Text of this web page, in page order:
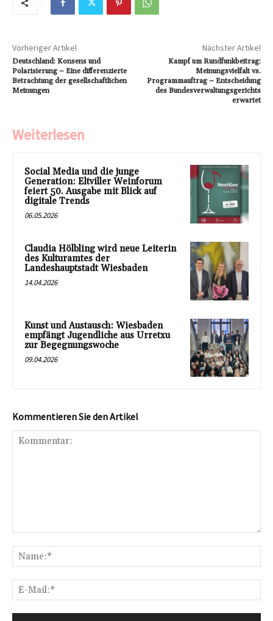
Vorheriger Artikel
Deutschland: Konsens und
Polarisierung – Eine differenzierte
Betrachtung der gesellschaftlichen
Meinungen
Nächster Artikel
Kampf um Rundfunkbeitrag:
Meinungsvielfalt vs.
Programmauftrag – Entscheidung
des Bundesverwaltungsgerichts
erwartet
Weiterlesen
Social Media und die junge
Generation: Eltviller Weinforum
feiert 50. Ausgabe mit Blick auf
digitale Trends
06.05.2026
Claudia Hölbling wird neue Leiterin
des Kulturamtes der
Landeshauptstadt Wiesbaden
14.04.2026
Kunst und Austausch: Wiesbaden
empfängt Jugendliche aus Urretxu
zur Begegnungswoche
09.04.2026
Kommentieren Sie den Artikel